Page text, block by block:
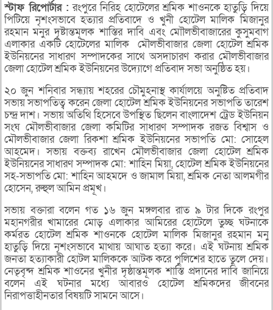
স্টাফরিপোর্টার : রংপুরে নিরিহ হোটেলের শ্রমিক শাওনকে হাতুড়ি দিয়ে
পিটিয়ে নৃশংসভাবে হত্যার প্রতিবাদে ও খুনী হোটেল মালিক মিজানুর
রহমান মনুর দৃষ্টান্তমূলক শাস্তির দাবি এবং মোৗলভীবাজারের কুসুমবাগ
এলাকার একটি হোটেলের মালিক মৌলভীবাজার জেলা হোটেল শ্রমিক
ইউনিয়নের সাধারণ সম্পাদকের সাথে অসদাচারণ করার মৌলভীবাজার
জেলা হোটেল শ্রমিক ইউনিয়নের উদ্যোগে প্রতিবাদ সভা অনুষ্ঠিত হয়।
২০ জুন শনিবার সন্ধ্যায় শহরের চৌমুহনাস্থ কার্যালয়ে অনুষ্টিত প্রতিবাদ
সভায় সভাপতিত্ব করেন জেলা হোটেল শ্রমিক ইউনিয়নের সভাপতি তারেশ
চন্দ্র দাশ। সভায় অতিথি হিসেবে উপস্থিত ছিলেন বাংলাদেশ ট্রেড ইউনিয়ন
সংঘ মৌলভীবাজার জেলা কমিটির সাধারণ সম্পাদক রজত বিশ্বাস ও
মৌলভীবাজার জেলা রিকশা শ্রমিক ইউনিয়নের সভাপতি মো: সোহেল
আহমেদ। সভায় বক্তব্য রাখেন মৌলভীবাজার জেলা হোটেল শ্রমিক
ইউনিয়নের সাধারণ সম্পাদক মো: শাহিন মিয়া, হোটেল শ্রমিক ইউনিয়নের
সহ-সভাপতি মো: শাহিন আহমদে ও জামাল মিয়া, শ্রমিক নেতা আলমগীর
হোসেন, রুহুল আমিন প্রমূখ।
সভায় বক্তারা বলেন গত ১৬ জুন মঙ্গলবার রাত ৯ টার দিকে রংপুর
মহানগরীর খামারের মোড় এলাকার আমিরের হোটেলে তুচ্ছ ঘটনাকে
কর্মরত হোটেল শ্রমিক শাওনকে হোটেল মালিক মিজানুর রহমান মনু
হাতুড়ি দিয়ে নৃশংসভাবে মাথায় আঘাত হত্যা করে। এই ঘটনায় শ্রমিক
জনতা হত্যাকারী হোটল মালিককে আটক করে পুলিশের হাতে তুলে দেয়।
নেতৃবৃন্দ শ্রমিক শাওনের খুনীর দৃষ্ঠান্তমূলক শাস্তি প্রদানের দাবি জানিয়ে
বলেন এই ঘটনার মধ্যে আবারও হোটেল শ্রমিকদের জীবনের
নিরাপত্তাহীনতার বিষয়টি সামনে আসে।